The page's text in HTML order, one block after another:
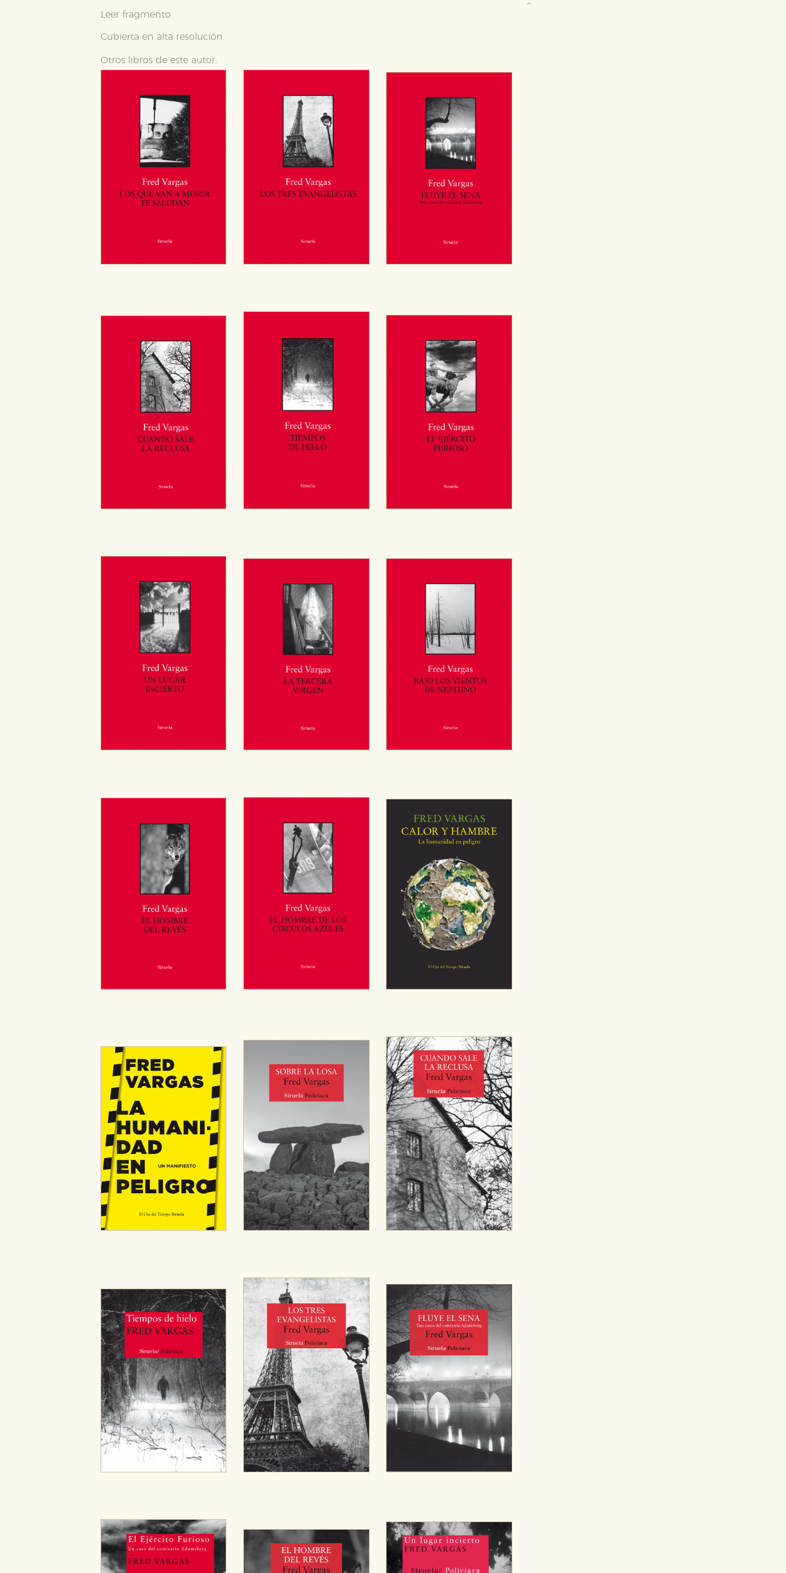
Leer fragmento
Cubierta en alta resolución
Otros libros de este autor:
CONFIGURACIÓN DE COOKIES HABILITAR TODO
hacerlo desde el navegador, pero en ese caso es posible que algunas áreas de nuestra web dejen de funcionar correctamente.
Cookies de rendimiento y analíticas
Estas cookies son gestionadas por nuestros socios publicitarios y se utilizan para mostrar publicidad relevante para sus intereses en
otros sitios. No almacenan directamente información personal sino que se basan en la identificación única de su navegador y
dispositivo de internet.
GUARDAR CONFIGURACIÓN
Puede consultar nuestra política de cookies